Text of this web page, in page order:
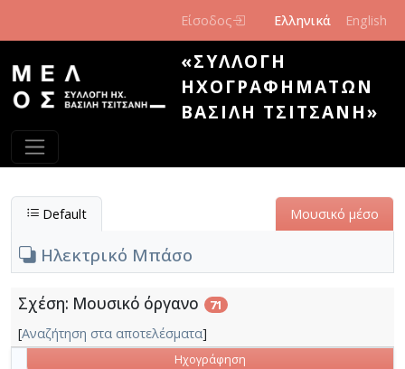
Είσοδος Ελληνικά English
«ΣΥΛΛΟΓΉ
ΗΧΟΓΡΑΦΗΜΆΤΩΝ
ΒΑΣΊΛΗ ΤΣΙΤΣΆΝΗ»
Default Μουσικό μέσο
Ηλεκτρικό Μπάσο
Σχέση: Μουσικό όργανο 71
[Αναζήτηση στα αποτελέσματα]
Ηχογράφηση